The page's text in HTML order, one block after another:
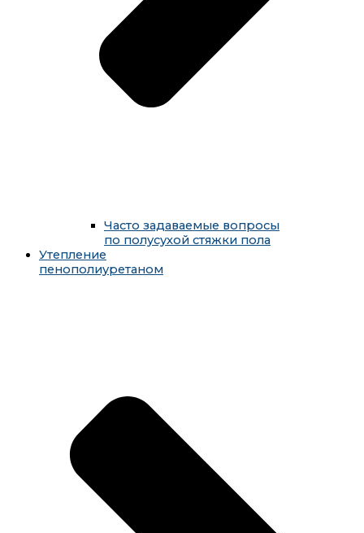
Часто задаваемые вопросы
по полусухой стяжки пола
Утепление
пенополиуретаном